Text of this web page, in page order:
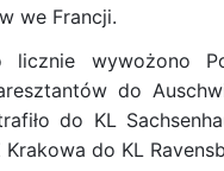
we Francji.
wywożono
do
do KL
do KL